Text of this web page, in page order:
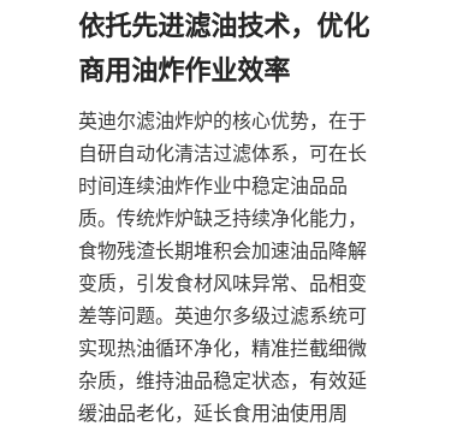
依托先进滤油技术，优化
商用油炸作业效率
英迪尔滤油炸炉的核心优势，在于
自研自动化清洁过滤体系，可在长
时间连续油炸作业中稳定油品品
质。传统炸炉缺乏持续净化能力，
食物残渣长期堆积会加速油品降解
变质，引发食材风味异常、品相变
差等问题。英迪尔多级过滤系统可
实现热油循环净化，精准拦截细微
杂质，维持油品稳定状态，有效延
缓油品老化，延长食用油使用周